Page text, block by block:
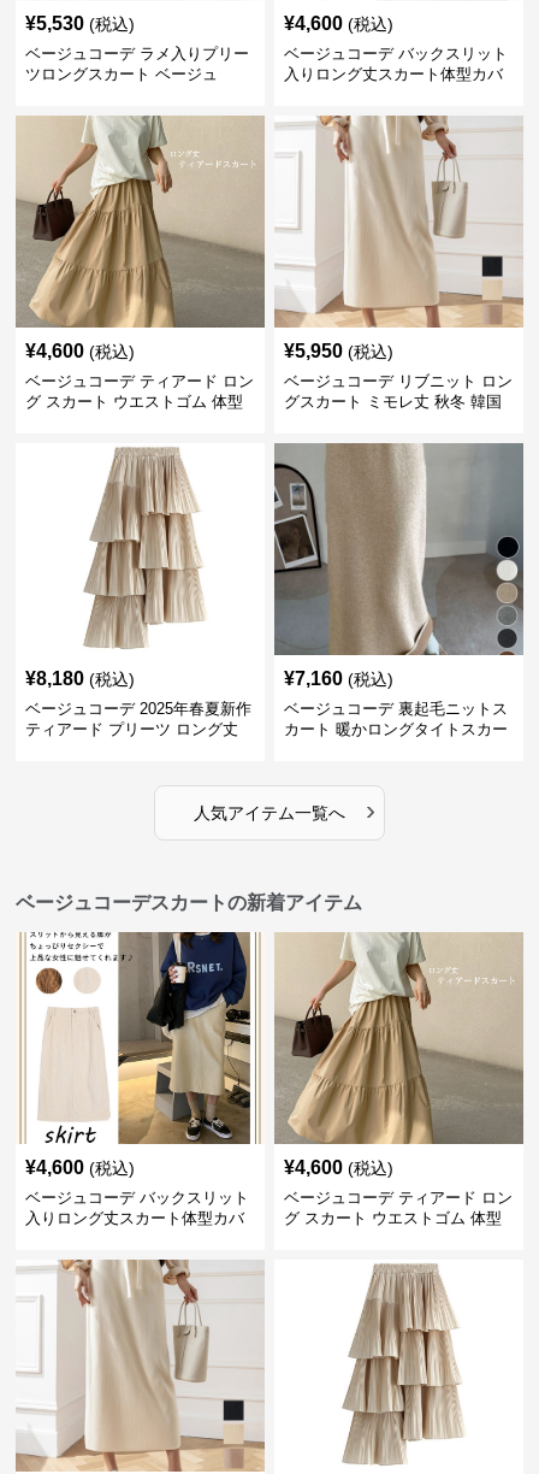
¥5,530 (税込)
ベージュコーデ ラメ入りプリー
ツロングスカート ベージュ
¥4,600 (税込)
ベージュコーデ バックスリット
入りロング丈スカート体型カバ
¥4,600 (税込)
ベージュコーデ ティアード ロン
グ スカート ウエストゴム 体型
¥5,950 (税込)
ベージュコーデ リブニット ロン
グスカート ミモレ丈 秋冬 韓国
¥8,180 (税込)
ベージュコーデ 2025年春夏新作
ティアード プリーツ ロング丈
¥7,160 (税込)
ベージュコーデ 裏起毛ニットス
カート 暖かロングタイトスカー
人気アイテム一覧へ ›
ベージュコーデスカートの新着アイテム
¥4,600 (税込)
ベージュコーデ バックスリット
入りロング丈スカート体型カバ
¥4,600 (税込)
ベージュコーデ ティアード ロン
グ スカート ウエストゴム 体型